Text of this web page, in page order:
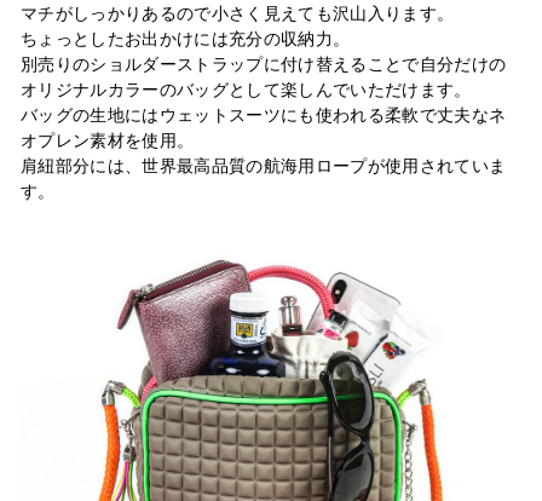
マチがしっかりあるので小さく見えても沢山入ります。
ちょっとしたお出かけには充分の収納力。
別売りのショルダーストラップに付け替えることで自分だけの
オリジナルカラーのバッグとして楽しんでいただけます。
バッグの生地にはウェットスーツにも使われる柔軟で丈夫なネ
オプレン素材を使用。
肩紐部分には、世界最高品質の航海用ロープが使用されていま
す。